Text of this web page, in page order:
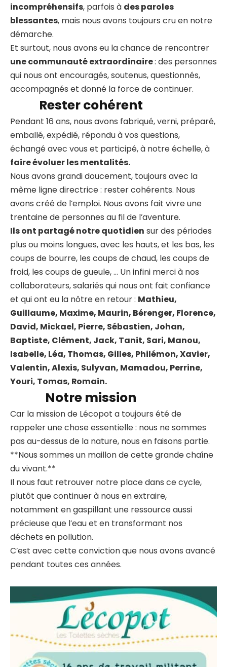
incompréhensifs, parfois à des paroles
blessantes, mais nous avons toujours cru en notre
démarche.
Et surtout, nous avons eu la chance de rencontrer
une communauté extraordinaire: des personnes
qui nous ont encouragés, soutenus, questionnés,
accompagnés et donné la force de continuer.
Rester cohérent
Pendant 16 ans, nous avons fabriqué, verni, préparé,
emballé, expédié, répondu à vos questions,
échangé avec vous et participé, à notre échelle, à
faire évoluer les mentalités.
Nous avons grandi doucement, toujours avec la
même ligne directrice : rester cohérents. Nous
avons créé de l’emploi. Nous avons fait vivre une
trentaine de personnes au fil de l’aventure.
Ils ont partagé notre quotidien sur des périodes
plus ou moins longues, avec les hauts, et les bas, les
coups de bourre, les coups de chaud, les coups de
froid, les coups de gueule, … Un infini merci à nos
collaborateurs, salariés qui nous ont fait confiance
et qui ont eu la nôtre en retour : Mathieu,
Guillaume, Maxime, Maurin, Bérenger, Florence,
David, Mickael, Pierre, Sébastien, Johan,
Baptiste, Clément, Jack, Tanit, Sari, Manou,
Isabelle, Léa, Thomas, Gilles, Philémon, Xavier,
Valentin, Alexis, Sulyvan, Mamadou, Perrine,
Youri, Tomas, Romain.
Notre mission
Car la mission de Lécopot a toujours été de
rappeler une chose essentielle : nous ne sommes
pas au-dessus de la nature, nous en faisons partie.
**Nous sommes un maillon de cette grande chaîne
du vivant.**
Il nous faut retrouver notre place dans ce cycle,
plutôt que continuer à nous en extraire,
notamment en gaspillant une ressource aussi
précieuse que l’eau et en transformant nos
déchets en pollution.
C’est avec cette conviction que nous avons avancé
pendant toutes ces années.